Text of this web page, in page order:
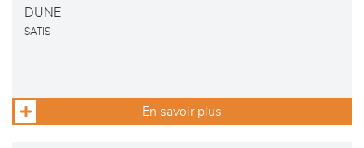
DUNE
SATIS
En savoir plus